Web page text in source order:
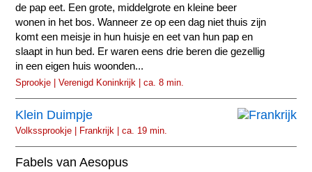
de pap eet. Een grote, middelgrote en kleine beer
wonen in het bos. Wanneer ze op een dag niet thuis zijn
komt een meisje in hun huisje en eet van hun pap en
slaapt in hun bed. Er waren eens drie beren die gezellig
in een eigen huis woonden...
Sprookje | Verenigd Koninkrijk | ca. 8 min.
Klein Duimpje
Volkssprookje | Frankrijk | ca. 19 min.
Fabels van Aesopus